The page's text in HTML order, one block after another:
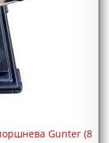
Gunter (8